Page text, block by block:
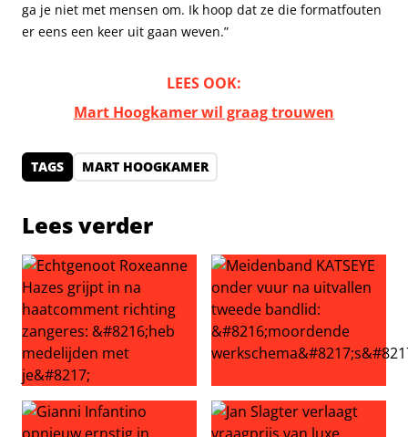
ga je niet met mensen om. Ik hoop dat ze die formatfouten
er eens een keer uit gaan weven.”
LEES OOK:
Mart Hoogkamer wil graag trouwen
TAGS MART HOOGKAMER
Lees verder
Echtgenoot Roxeanne Hazes grijpt in na haatcomment
Meidenband KATSEYE